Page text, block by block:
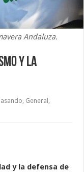
Andaluza.
y la
General
y la defensa de